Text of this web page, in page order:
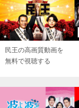
民王の高画質動画を
無料で視聴する